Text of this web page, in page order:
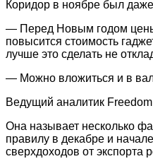
Коридор в ноябре был
— Перед Новым годом цены
повысится стоимость
лучше это сделать не
— Можно вложиться и в
Ведущий аналитик
Она называет несколько
правилу в декабре и
сверхдоходов от